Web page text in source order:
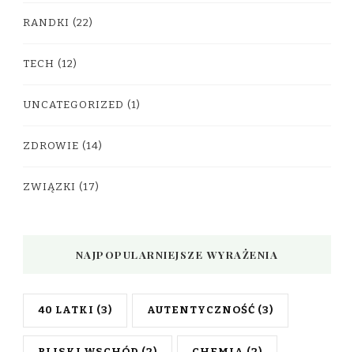
RANDKI (22)
TECH (12)
UNCATEGORIZED (1)
ZDROWIE (14)
ZWIĄZKI (17)
NAJPOPULARNIEJSZE WYRAŻENIA
40 LATKI (3) AUTENTYCZNOŚĆ (3)